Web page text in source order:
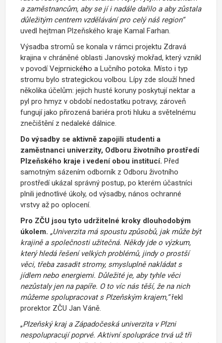
a zaměstnancům, aby se jí i nadále dařilo a aby zůstala
důležitým centrem vzdělávání pro celý náš region“
uvedl hejtman Plzeňského kraje Kamal Farhan.
Výsadba stromů se konala v rámci projektu Zdravá
krajina v chráněné oblasti Janovský mokřad, který vznikl
v povodí Vejprnického a Lučního potoka. Místo i typ
stromu bylo strategickou volbou. Lípy zde slouží hned
několika účelům: jejich husté koruny poskytují nektar a
pyl pro hmyz v období nedostatku potravy, zároveň
fungují jako přirozená bariéra proti hluku a světelnému
znečištění z nedaleké dálnice.
Do výsadby se aktivně zapojili studenti a
zaměstnanci univerzity, Odboru životního prostředí
Plzeňského kraje i vedení obou institucí. Před
samotným sázením odborník z Odboru životního
prostředí ukázal správný postup, po kterém účastníci
plnili jednotlivé úkoly, od výsadby, nános ochranné
vrstvy až po oplocení.
Pro ZČU jsou tyto udržitelné kroky dlouhodobým
úkolem. „Univerzita má spoustu způsobů, jak může být
krajině a společnosti užitečná. Někdy jde o výzkum,
který hledá řešení velkých problémů, jindy o prostší
věci, třeba zasadit stromy, smysluplně nakládat s
jídlem nebo energiemi. Důležité je, aby tyhle věci
nezůstaly jen na papíře. O to víc nás těší, že na nich
můžeme spolupracovat s Plzeňským krajem,“řekl
prorektor ZČU Jan Váně.
„Plzeňský kraj a Západočeská univerzita v Plzni
nespolupracují poprvé. Aktivní spolupráce trvá už tři